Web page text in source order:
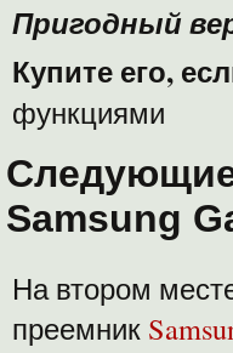
Пригодный
Купите его,
функциями
Samsung
На втором
преемник